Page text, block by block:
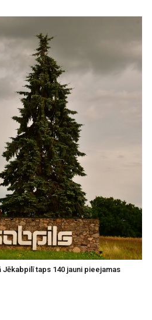
taps 140 jauni pieejamas